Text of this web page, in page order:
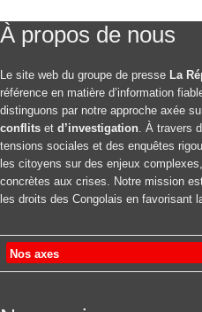
À propos de nous
Le site web du groupe de presse La
référence en matière d’information
distinguons par notre approche axée
conflits et d’investigation. À travers
tensions sociales et des enquêtes
les citoyens sur des enjeux
concrètes aux crises. Notre mission
les droits des Congolais en favorisant
Nos axes